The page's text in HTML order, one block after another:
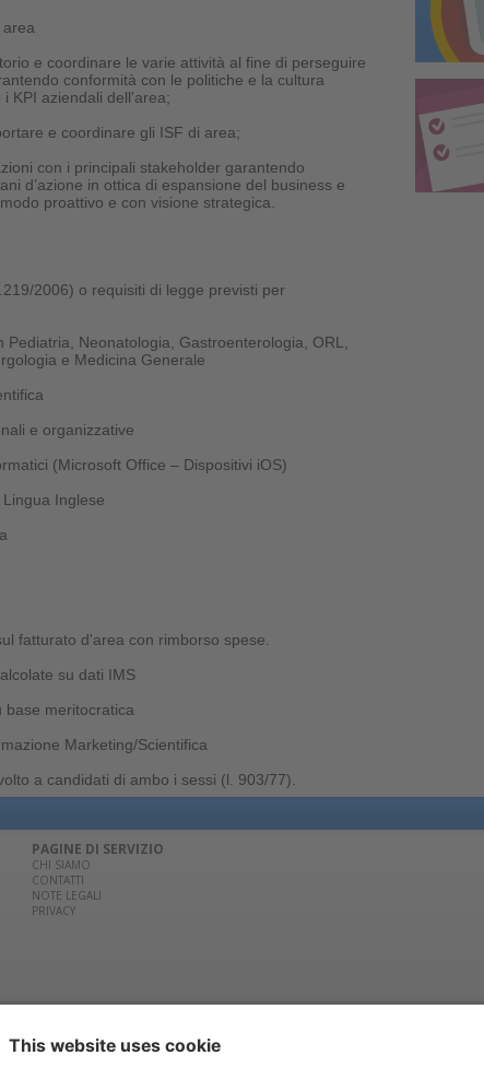
e coordinare le varie attività al fine di perseguire
conformità con le politiche e la cultura
KPI aziendali dell'area;
e coordinare gli ISF di area;
con i principali stakeholder garantendo
d’azione in ottica di espansione del business e
proattivo e con visione strategica.
2006) o requisiti di legge previsti per
Neonatologia, Gastroenterologia, ORL,
e Medicina Generale
e organizzative
(Microsoft Office – Dispositivi iOS)
Inglese
fatturato d'area con rimborso spese.
su dati IMS
base meritocratica
Marketing/Scientifica
a candidati di ambo i sessi (l. 903/77).
PAGINE DI SERVIZIO
CHI SIAMO
CONTATTI
NOTE LEGALI
PRIVACY